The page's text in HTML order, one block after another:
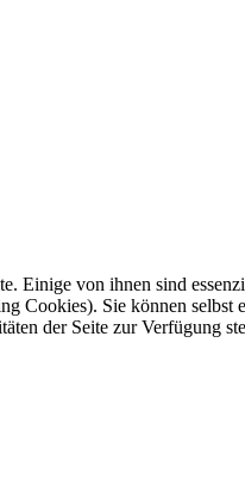
Einige von ihnen sind
Cookies). Sie können
der Seite zur Verfügung